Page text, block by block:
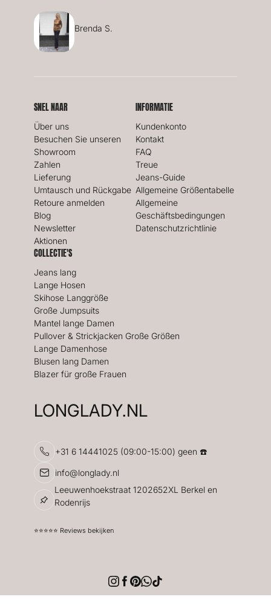
Brenda S.
SNEL NAAR
Über uns
Besuchen Sie unseren
Showroom
Zahlen
Lieferung
Umtausch und Rückgabe
Retoure anmelden
Blog
Newsletter
Aktionen
INFORMATIE
Kundenkonto
Kontakt
FAQ
Treue
Jeans-Guide
Allgemeine Größentabelle
Allgemeine
Geschäftsbedingungen
Datenschutzrichtlinie
COLLECTIE'S
Jeans lang
Lange Hosen
Skihose Langgröße
Große Jumpsuits
Mantel lange Damen
Pullover & Strickjacken Große Größen
Lange Damenhose
Blusen lang Damen
Blazer für große Frauen
LONGLADY.NL
+31 6 14441025 (09:00-15:00) geen ☎️
info@longlady.nl
Leeuwenhoekstraat 1202652XL Berkel en
Rodenrijs
⭐️⭐️⭐️⭐️⭐️ Reviews bekijken